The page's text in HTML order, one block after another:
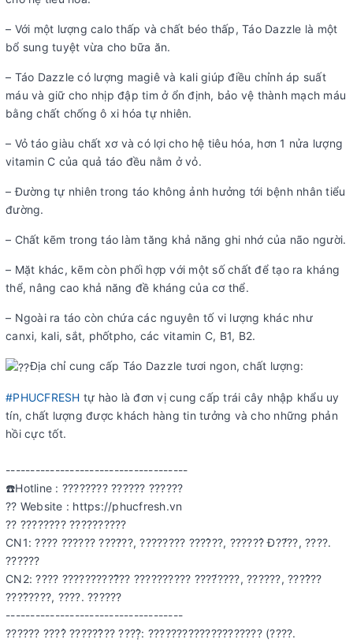
– Với một lượng calo thấp và chất béo thấp, Táo Dazzle là một
bổ sung tuyệt vừa cho bữa ăn.
– Táo Dazzle có lượng magiê và kali giúp điều chỉnh áp suất
máu và giữ cho nhịp đập tim ở ổn định, bảo vệ thành mạch máu
bằng chất chống ô xi hóa tự nhiên.
– Vỏ táo giàu chất xơ và có lợi cho hệ tiêu hóa, hơn 1 nửa lượng
vitamin C của quả táo đều nằm ở vỏ.
– Đường tự nhiên trong táo không ảnh hưởng tới bệnh nhân tiểu
đường.
– Chất kẽm trong táo làm tăng khả năng ghi nhớ của não người.
– Mặt khác, kẽm còn phối hợp với một số chất để tạo ra kháng
thể, nâng cao khả năng đề kháng của cơ thể.
– Ngoài ra táo còn chứa các nguyên tố vi lượng khác như
canxi, kali, sắt, phốtpho, các vitamin C, B1, B2.
Địa chỉ cung cấp Táo Dazzle tươi ngon, chất lượng:
#PHUCFRESH tự hào là đơn vị cung cấp trái cây nhập khẩu uy
tín, chất lượng được khách hàng tin tưởng và cho những phản
hồi cực tốt.
-------------------------------------
☎️Hotline : ???????? ?????? ??????
?? Website : https://phucfresh.vn
?? ???????? ??????????
CN1: ???? ?????? ????̛??, ???????? ????̂??, ??????̉ Đ??̛́??, ????.
??????
CN2: ???? ??????????̂̃?? ?????????? ????́????, ??????, ????̂??
????̀????, ????. ??????
------------------------------------
?????? ????̉ ??????̂?? ????̣̂: ???????????????????? (????.